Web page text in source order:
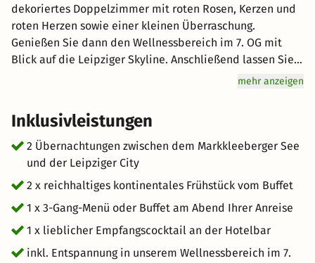
dekoriertes Doppelzimmer mit roten Rosen, Kerzen und
roten Herzen sowie einer kleinen Überraschung.
Genießen Sie dann den Wellnessbereich im 7. OG mit
Blick auf die Leipziger Skyline. Anschließend lassen Sie
sich die Liebe durch den Magen gehen und sind zu einem
Restaurant herzlich willkommen. Ein liebevoll
dekorierter Tisch ist speziell für Sie reserviert... 2. Tag:
Bei einem gemütlichen Frühstück gehen Sie den Tag
ruhig an. Der Tag steht Ihnen zur freien Verfügung... Sie
können ihn zum Beispiel im Leipziger Hauptbahnhof mit
140 Geschäften (bis 22:00 Uhr geöffnet) verbringen oder
schauen sich die Leipziger Sehenswürdigkeiten an. Gerne
reservieren wir für Sie Plätze im Krystallpalast Varieté
(das aktuelle Programm teilen wir Ihnen gerne mit)
mehr anzeigen
Inklusivleistungen
2 Übernachtungen zwischen dem Markkleeberger See
und der Leipziger City
2 x reichhaltiges kontinentales Frühstück vom Buffet
1 x 3-Gang-Menü oder Buffet am Abend Ihrer Anreise
1 x lieblicher Empfangscocktail an der Hotelbar
inkl. Entspannung in unserem Wellnessbereich im 7.